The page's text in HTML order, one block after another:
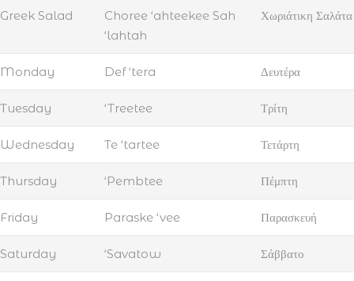
Greek Salad
Choree ‘ahteekee Sah
‘lahtah
Χωριάτικη Σαλάτα
Monday Def ‘tera Δευτέρα
Tuesday ‘Treetee Τρίτη
Wednesday Te ‘tartee Τετάρτη
Thursday ‘Pembtee Πέμπτη
Friday Paraske ‘vee Παρασκευή
Saturday ‘Savatow Σάββατο